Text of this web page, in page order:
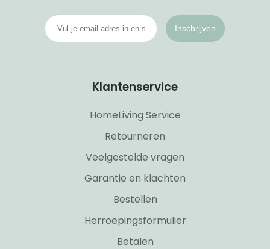
Inschrijven
Klantenservice
HomeLiving Service
Retourneren
Veelgestelde vragen
Garantie en klachten
Bestellen
Herroepingsformulier
Betalen